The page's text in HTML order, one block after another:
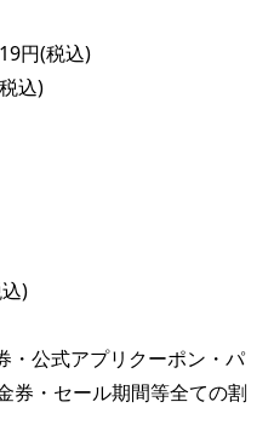
円(税込)
込)
)
・公式アプリクーポン・パ
券・セール期間等全ての割